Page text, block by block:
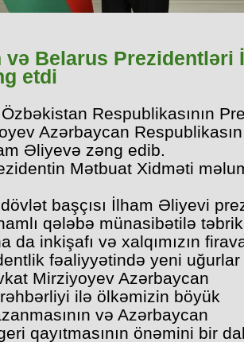
və Belarus Prezidentləri
etdi
Respublikasının
Azərbaycan
Əliyevə zəng edib.
Mətbuat Xidməti
başçısı İlham Əliyevi
qələbə münasibətilə
da inkişafı və xalqımızın
fəaliyyətində yeni uğurlar
Mirziyoyev Azərbaycan
ilə ölkəmizin böyük
və Azərbaycan
qayıtmasının önəmini bir